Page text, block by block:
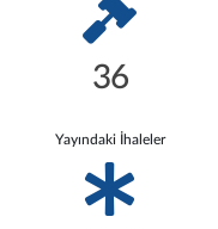
36
Yayındaki İhaleler